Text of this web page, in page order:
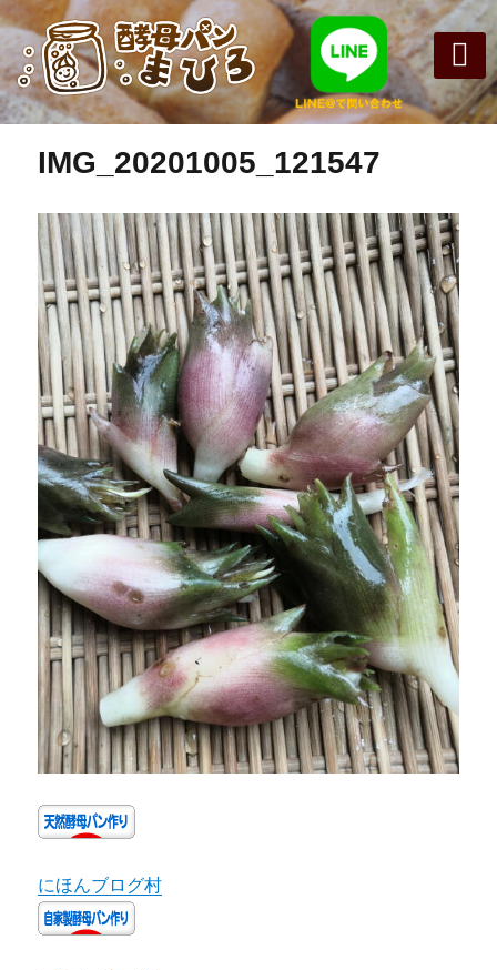
前の画像 次の画像
IMG_20201005_121547
にほんブログ村